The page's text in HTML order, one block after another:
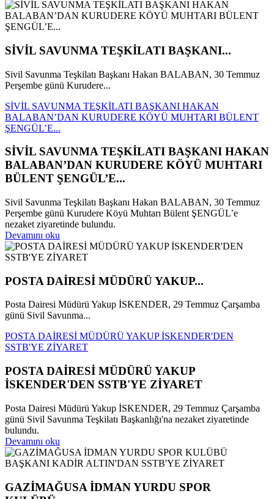
SİVİL SAVUNMA TEŞKİLATI BAŞKANI...
Sivil Savunma Teşkilatı Başkanı Hakan BALABAN, 30 Temmuz
Perşembe günü Kurudere...
SİVİL SAVUNMA TEŞKİLATI BAŞKANI HAKAN
BALABAN’DAN KURUDERE KÖYÜ MUHTARI BÜLENT
ŞENGÜL’E...
SİVİL SAVUNMA TEŞKİLATI BAŞKANI HAKAN
BALABAN’DAN KURUDERE KÖYÜ MUHTARI
BÜLENT ŞENGÜL’E...
Sivil Savunma Teşkilatı Başkanı Hakan BALABAN, 30 Temmuz
Perşembe günü Kurudere Köyü Muhtarı Bülent ŞENGÜL’e
nezaket ziyaretinde bulundu.
Devamını oku
POSTA DAİRESİ MÜDÜRÜ YAKUP...
Posta Dairesi Müdürü Yakup İSKENDER, 29 Temmuz Çarşamba
günü Sivil Savunma...
POSTA DAİRESİ MÜDÜRÜ YAKUP İSKENDER'DEN
SSTB'YE ZİYARET
POSTA DAİRESİ MÜDÜRÜ YAKUP
İSKENDER'DEN SSTB'YE ZİYARET
Posta Dairesi Müdürü Yakup İSKENDER, 29 Temmuz Çarşamba
günü Sivil Savunma Teşkilatı Başkanlığı'na nezaket ziyaretinde
bulundu.
Devamını oku
GAZİMAĞUSA İDMAN YURDU SPOR